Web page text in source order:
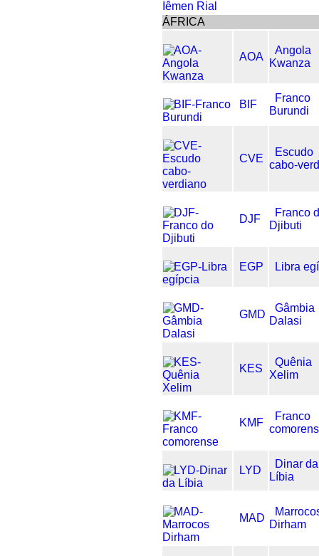
ÁFRICA
AOA
Angola
Kwanza
BIF
Franco
Burundi
CVE
Escudo
cabo-
DJF
Franco
Djibuti
EGP Libra
GMD
Gâmbia
Dalasi
KES
Quênia
Xelim
KMF
Franco
LYD
Dinar da
Líbia
MAD
Dirham